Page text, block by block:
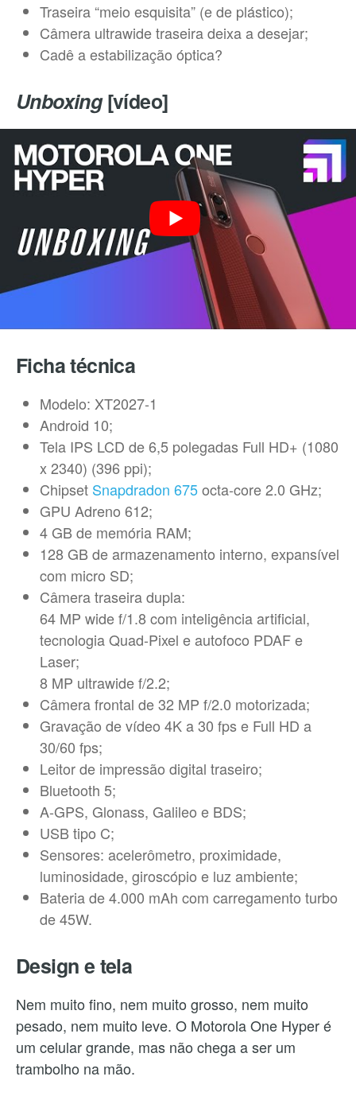
Traseira “meio esquisita” (e de plástico);
Câmera ultrawide traseira deixa a desejar;
Cadê a estabilização óptica?
Unboxing[vídeo]
Ficha técnica
Modelo: XT2027-1
Android 10;
Tela IPS LCD de 6,5 polegadas Full HD+ (1080
x 2340) (396 ppi);
Chipset Snapdradon 675octa-core 2.0 GHz;
GPU Adreno 612;
4 GB de memória RAM;
128 GB de armazenamento interno, expansível
com micro SD;
Câmera traseira dupla:
64 MP wide f/1.8 com inteligência artificial,
tecnologia Quad-Pixel e autofoco PDAF e
Laser;
8 MP ultrawide f/2.2;
Câmera frontal de 32 MP f/2.0 motorizada;
Gravação de vídeo 4K a 30 fps e Full HD a
30/60 fps;
Leitor de impressão digital traseiro;
Bluetooth 5;
A-GPS, Glonass, Galileo e BDS;
USB tipo C;
Sensores: acelerômetro, proximidade,
luminosidade, giroscópio e luz ambiente;
Bateria de 4.000 mAh com carregamento turbo
de 45W.
Design e tela
Nem muito fino, nem muito grosso, nem muito
pesado, nem muito leve. O Motorola One Hyper é
um celular grande, mas não chega a ser um
trambolho na mão.